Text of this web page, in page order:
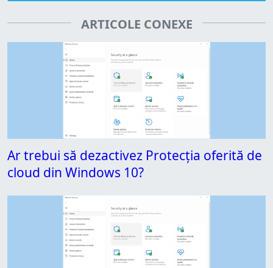
ARTICOLE CONEXE
Ar trebui să dezactivez Protecția oferită de
cloud din Windows 10?